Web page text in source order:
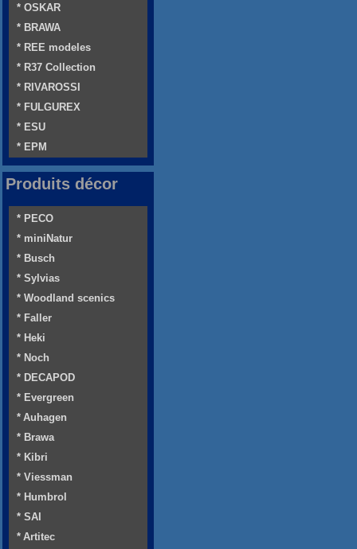
* OSKAR
* BRAWA
* REE modeles
* R37 Collection
* RIVAROSSI
* FULGUREX
* ESU
* EPM
Produits décor
* PECO
* miniNatur
* Busch
* Sylvias
* Woodland scenics
* Faller
* Heki
* Noch
* DECAPOD
* Evergreen
* Auhagen
* Brawa
* Kibri
* Viessman
* Humbrol
* SAI
* Artitec